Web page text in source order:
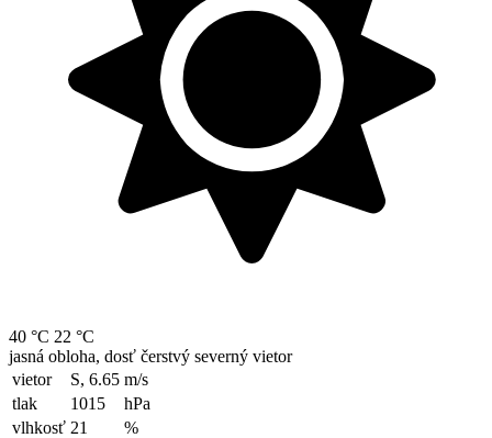
40 °C 22 °C
jasná obloha, dosť čerstvý severný vietor
vietor
S, 6.65 m/s
tlak
1015
hPa
vlhkosť 21
%